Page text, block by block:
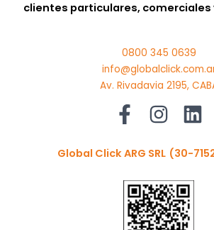
clientes particulares,
0800 345 0639
Av. Rivadavia 2195,
Global Click ARG SRL (30-